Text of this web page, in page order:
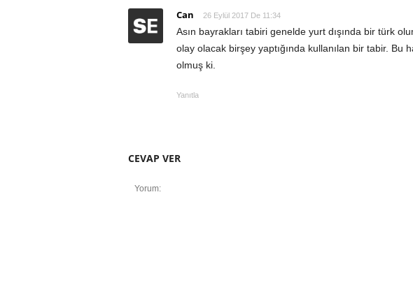
Can 26 Eylül 2017 De 11:34
Asın bayrakları tabiri genelde yurt dışında bir türk
olay olacak birşey yaptığında kullanılan bir tabir. Bu
olmuş ki.
Yanıtla
CEVAP VER